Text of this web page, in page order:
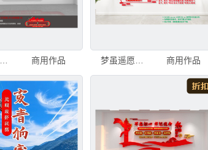
党在我心中永远跟党走党建文化墙 商用作品 梦虽遥愿虽艰党建标语文化墙 商用作品